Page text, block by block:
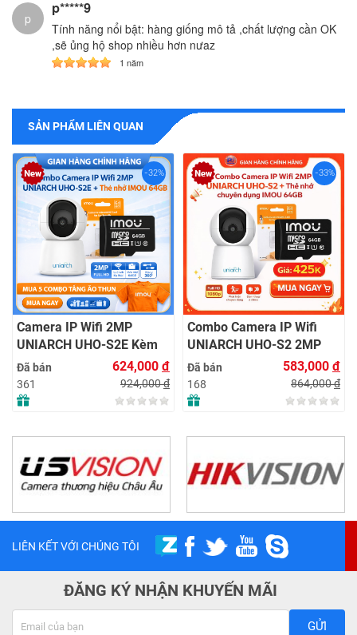
p
p*****9
Tính năng nổi bật: hàng giống mô tả ,chất lượng cần OK
,sẽ ủng hộ shop nhiều hơn nưaz
1 năm
SẢN PHẨM LIÊN QUAN
-32%
Camera IP Wifi 2MP
UNIARCH UHO-S2E Kèm
Thẻ Nhớ IMOU 64GB |
Xem Từ Xa | Dễ Lắp Đặt
Đã bán
361
624,000 đ
924,000đ
-33%
Combo Camera IP Wifi
UNIARCH UHO-S2 2MP
Kèm Thẻ Nhớ IMOU 64GB
| Phù Hợp Nhà & Cửa Hàng
Đã bán
168
583,000 đ
864,000đ
LIÊN KẾT VỚI CHÚNG TÔI
ĐĂNG KÝ NHẬN KHUYẾN MÃI
GỬI